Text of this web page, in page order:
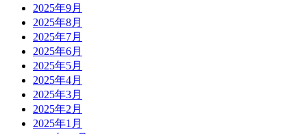
2025年9月
2025年8月
2025年7月
2025年6月
2025年5月
2025年4月
2025年3月
2025年2月
2025年1月